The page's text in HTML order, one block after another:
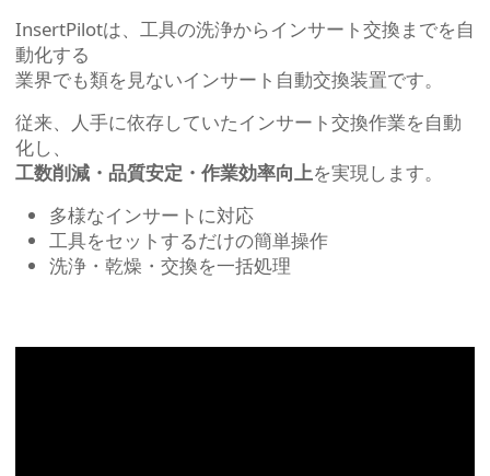
InsertPilotは、工具の洗浄からインサート交換までを自
動化する
業界でも類を見ないインサート自動交換装置です。
従来、人手に依存していたインサート交換作業を自動
化し、
工数削減・品質安定・作業効率向上を実現します。
多様なインサートに対応
工具をセットするだけの簡単操作
洗浄・乾燥・交換を一括処理